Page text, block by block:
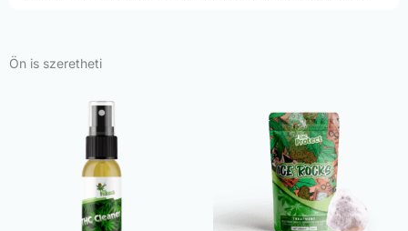
Ön is szeretheti